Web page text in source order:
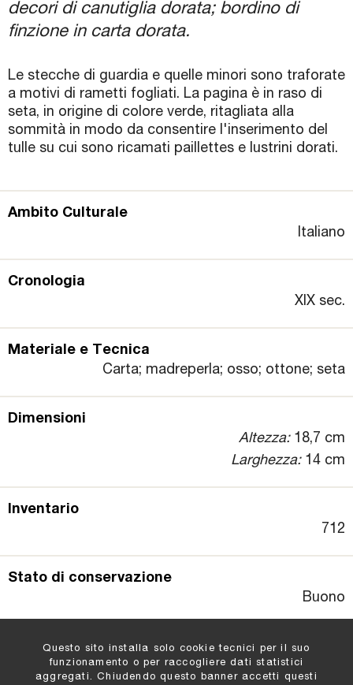
decori di canutiglia dorata; bordino di
finzione in carta dorata.
Le stecche di guardia e quelle minori sono traforate
a motivi di rametti fogliati. La pagina è in raso di
seta, in origine di colore verde, ritagliata alla
sommità in modo da consentire l'inserimento del
tulle su cui sono ricamati paillettes e lustrini dorati.
Ambito Culturale
Italiano
Cronologia
XIX sec.
Materiale e Tecnica
Carta; madreperla; osso; ottone; seta
Dimensioni
Altezza: 18,7 cm
Larghezza: 14 cm
Inventario
712
Stato di conservazione
Buono
Questo sito installa solo cookie tecnici per il suo
funzionamento o per raccogliere dati statistici
aggregati. Chiudendo questo banner accetti questi